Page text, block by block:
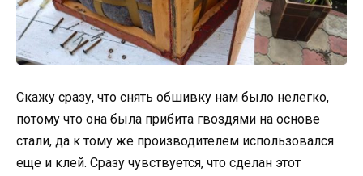
Скажу сразу, что снять обшивку нам было нелегко,
потому что она была прибита гвоздями на основе
стали, да к тому же производителем использовался
еще и клей. Сразу чувствуется, что сделан этот